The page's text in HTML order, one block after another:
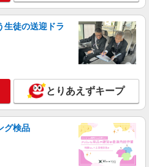
・固定残業手当：20,000円（10時
業時間を超過する場合には超過勤務
途支給 ・夜勤手当：10,000円/1回
介護基礎研修 ・初任者研修 ・実務
詳細を見る
なめ◎
月給240,000〜400,000円 ・基本
〜220,000円 ・資格手当：10,000〜
職手当：10,000〜70,000円 ・処遇改
〜60,000円（勤続年数、保有資格
・固定残業手当：20,000円（10時
業時間を超過する場合には超過勤務
途支給 ・夜勤手当：10,000円/1回
川近く
詳細を見る
生徒の送迎ドラ
とりあえずキープ
グ検品